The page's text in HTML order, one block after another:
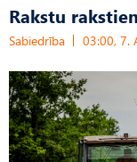
Rakstu
Sabiedrība 03:00, 7.